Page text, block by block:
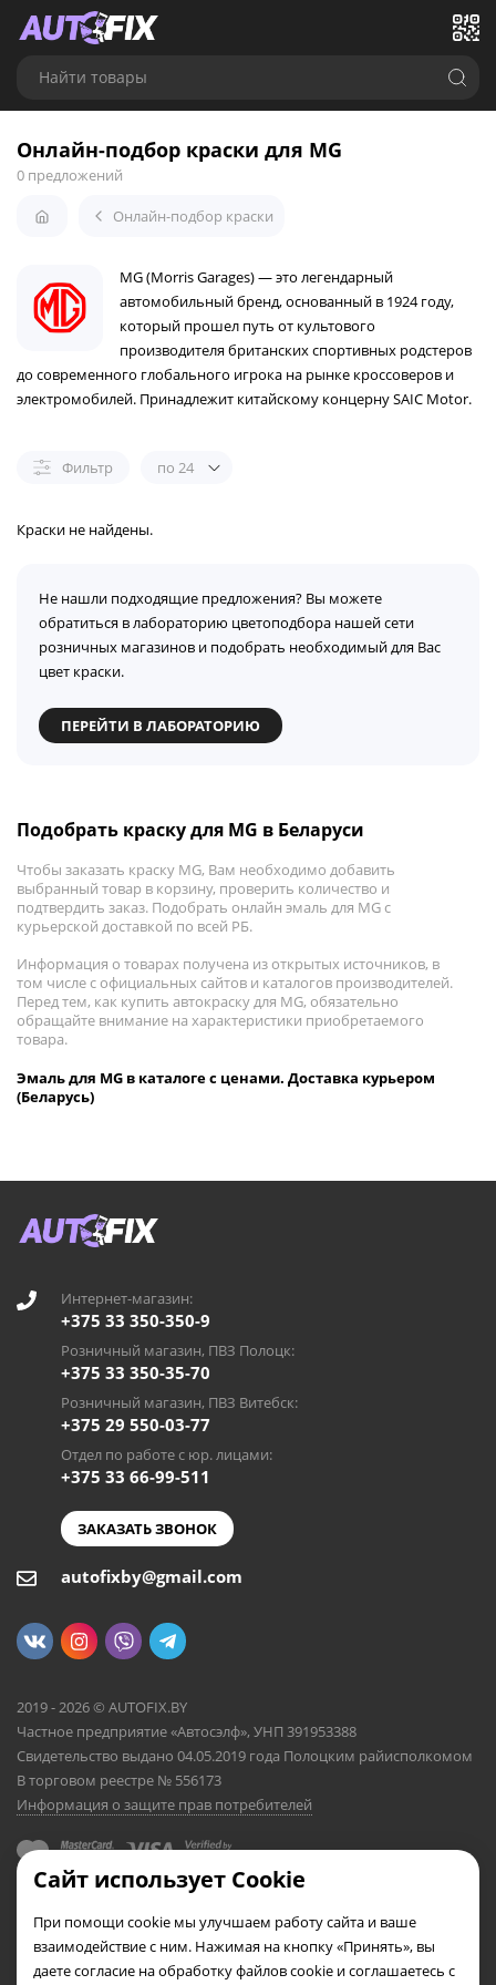
Найти товары
Онлайн-подбор краски для MG
0 предложений
Онлайн-подбор краски
MG (Morris Garages) — это легендарный
автомобильный бренд, основанный в 1924 году,
который прошел путь от культового
производителя британских спортивных родстеров
до современного глобального игрока на рынке кроссоверов и
электромобилей. Принадлежит китайскому концерну SAIC Motor.
Фильтр по 24
Краски не найдены.
Не нашли подходящие предложения? Вы можете
обратиться в лабораторию цветоподбора нашей сети
розничных магазинов и подобрать необходимый для Вас
цвет краски.
ПЕРЕЙТИ В ЛАБОРАТОРИЮ
Подобрать краску для MG в Беларуси
Чтобы заказать краску MG, Вам необходимо добавить
выбранный товар в корзину, проверить количество и
подтвердить заказ. Подобрать онлайн эмаль для MG с
курьерской доставкой по всей РБ.
Информация о товарах получена из открытых источников, в
том числе с официальных сайтов и каталогов производителей.
Перед тем, как купить автокраску для MG, обязательно
обращайте внимание на характеристики приобретаемого
товара.
Эмаль для MG в каталоге с ценами. Доставка курьером
(Беларусь)
Интернет-магазин:
+375 33 350-350-9
Розничный магазин, ПВЗ Полоцк:
+375 33 350-35-70
Розничный магазин, ПВЗ Витебск:
+375 29 550-03-77
Отдел по работе с юр. лицами:
+375 33 66-99-511
ЗАКАЗАТЬ ЗВОНОК
autofixby@gmail.com
2019 - 2026 © AUTOFIX.BY
Частное предприятие «Автосэлф», УНП 391953388
Свидетельство выдано 04.05.2019 года Полоцким райисполкомом
В торговом реестре № 556173
Информация о защите прав потребителей
Сайт использует Cookie
При помощи cookie мы улучшаем работу сайта и ваше
взаимодействие с ним. Нажимая на кнопку «Принять», вы
даете согласие на обработку файлов cookie и соглашаетесь с